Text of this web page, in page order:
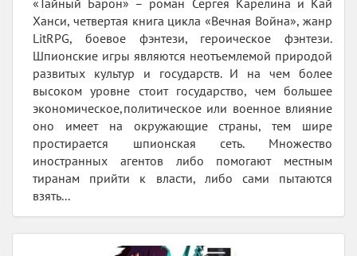
«Тайный Барон» – роман Сергея Карелина и Кай
Ханси, четвертая книга цикла «Вечная Война», жанр
LitRPG, боевое фэнтези, героическое фэнтези.
Шпионские игры являются неотъемлемой природой
развитых культур и государств. И на чем более
высоком уровне стоит государство, чем большее
экономическое,политическое или военное влияние
оно имеет на окружающие страны, тем шире
простирается шпионская сеть. Множество
иностранных агентов либо помогают местным
тиранам прийти к власти, либо сами пытаются
взять...